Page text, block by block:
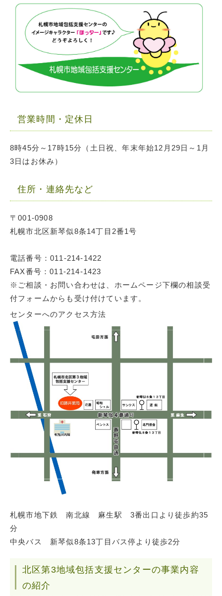
営業時間・定休日
8時45分～17時15分（土日祝、年末年始12月29日～1月
3日はお休み）
住所・連絡先など
〒001-0908
札幌市北区新琴似8条14丁目2番1号
電話番号：011-214-1422
FAX番号：011-214-1423
※ご相談・お問い合わせは、ホームページ下欄の相談受
付フォームからも受け付けています。
センターへのアクセス方法
札幌市地下鉄 南北線 麻生駅 3番出口より徒歩約35
分
中央バス 新琴似8条13丁目バス停より徒歩2分
北区第3地域包括支援センターの事業内容
の紹介